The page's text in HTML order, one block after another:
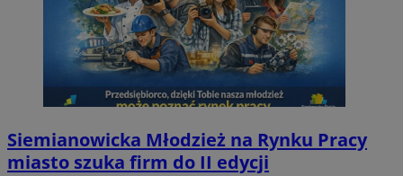
Siemianowicka Młodzież na Rynku Pracy
miasto szuka firm do II edycji